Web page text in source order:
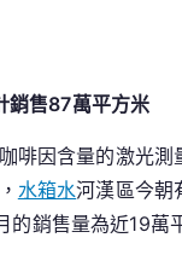
銷售87萬平方米
啡因含量的激光測
水箱水河漢區今朝
銷售量為近19萬